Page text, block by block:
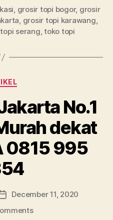
, grosir topi bogor, grosir
, grosir topi karawang,
serang,toko topi
Categories
No.1
dekat
0815 995
PostDecember 11, 2020
on